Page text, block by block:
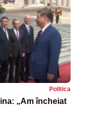
Politica
„Am încheiat